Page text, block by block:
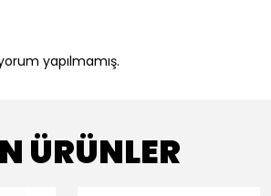
yapılmamış.
ÜRÜNLER